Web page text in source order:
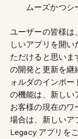
ムーズかつシ
ユーザーの皆様
しいアプリを開
ただけると思い
の開発と更新を継
ォルダのインポ
の機能は、新しい
お客様の現在のワ
場合は、新しい
Legacy アプリを